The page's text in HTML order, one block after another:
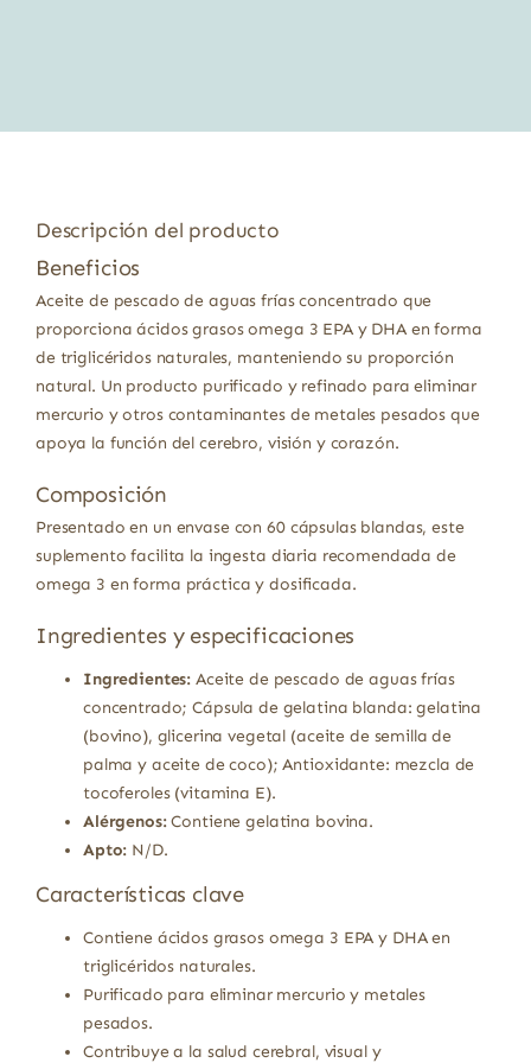
Descripción del producto
Beneficios
Aceite de pescado de aguas frías concentrado que
proporciona ácidos grasos omega 3 EPA y DHA en forma
de triglicéridos naturales, manteniendo su proporción
natural. Un producto purificado y refinado para eliminar
mercurio y otros contaminantes de metales pesados que
apoya la función del cerebro, visión y corazón.
Composición
Presentado en un envase con 60 cápsulas blandas, este
suplemento facilita la ingesta diaria recomendada de
omega 3 en forma práctica y dosificada.
Ingredientes y especificaciones
Ingredientes: Aceite de pescado de aguas frías
concentrado; Cápsula de gelatina blanda: gelatina
(bovino), glicerina vegetal (aceite de semilla de
palma y aceite de coco); Antioxidante: mezcla de
tocoferoles (vitamina E).
Alérgenos:Contiene gelatina bovina.
Apto: N/D.
Características clave
Contiene ácidos grasos omega 3 EPA y DHA en
triglicéridos naturales.
Purificado para eliminar mercurio y metales
pesados.
Contribuye a la salud cerebral, visual y